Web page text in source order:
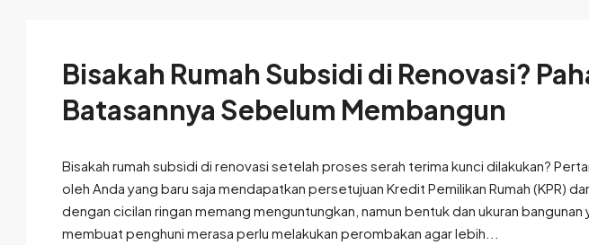
Bisakah Rumah Subsidi di Renovasi?
Batasannya Sebelum Membangun
Bisakah rumah subsidi di renovasi setelah proses serah terima kunci dilakukan?
oleh Anda yang baru saja mendapatkan persetujuan Kredit Pemilikan Rumah (KPR)
dengan cicilan ringan memang menguntungkan, namun bentuk dan ukuran
membuat penghuni merasa perlu melakukan perombakan agar lebih...